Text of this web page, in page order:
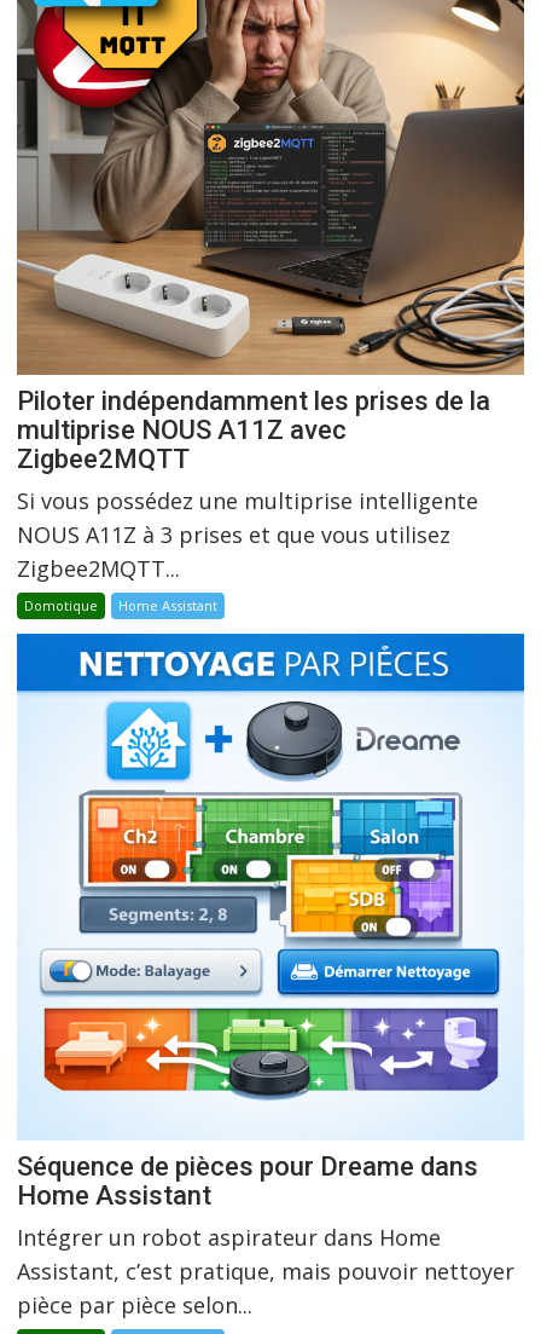
Piloter indépendamment les prises de la
multiprise NOUS A11Z avec
Zigbee2MQTT
Si vous possédez une multiprise intelligente
NOUS A11Z à 3 prises et que vous utilisez
Zigbee2MQTT...
Domotique Home Assistant
Séquence de pièces pour Dreame dans
Home Assistant
Intégrer un robot aspirateur dans Home
Assistant, c’est pratique, mais pouvoir nettoyer
pièce par pièce selon...